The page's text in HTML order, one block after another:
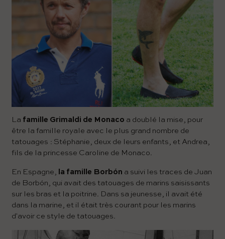
La famille Grimaldi de Monaco a doublé la mise, pour
être la famille royale avec le plus grand nombre de
tatouages ​​: Stéphanie, deux de leurs enfants, et Andrea,
fils de la princesse Caroline de Monaco.
En Espagne, la famille Borbón a suivi les traces de Juan
de Borbón, qui avait des tatouages ​​​​de marins saisissants
sur les bras et la poitrine. Dans sa jeunesse, il avait été
dans la marine, et il était très courant pour les marins
d'avoir ce style de tatouages.